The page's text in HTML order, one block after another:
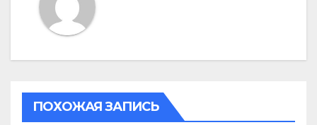
ПОХОЖАЯ ЗАПИСЬ